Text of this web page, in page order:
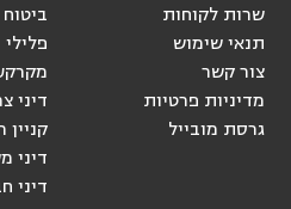
שרות לקוחות
תנאי שימוש
צור קשר
מדיניות פרטיות
גרסת מובייל
ביטוח
פלילי
דיני
קניין
דיני
דיני